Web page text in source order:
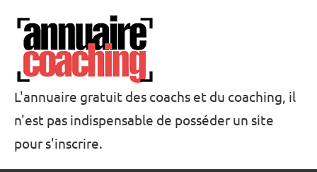
contenu
Annuaire
L'annuaire gratuit des coachs et du coaching, il
n'est pas indispensable de posséder un site
pour s'inscrire.